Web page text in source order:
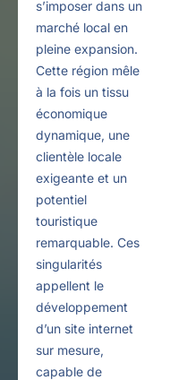
s’imposer dans un
marché local en
pleine expansion.
Cette région mêle
à la fois un tissu
économique
dynamique, une
clientèle locale
exigeante et un
potentiel
touristique
remarquable. Ces
singularités
appellent le
développement
d’un site internet
sur mesure,
capable de